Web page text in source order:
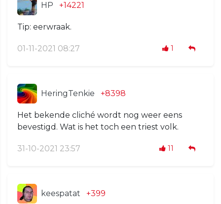
HP +14221
Tip: eerwraak.
01-11-2021 08:27 1
HeringTenkie +8398
Het bekende cliché wordt nog weer eens
bevestigd. Wat is het toch een triest volk.
31-10-2021 23:57 11
keespatat +399